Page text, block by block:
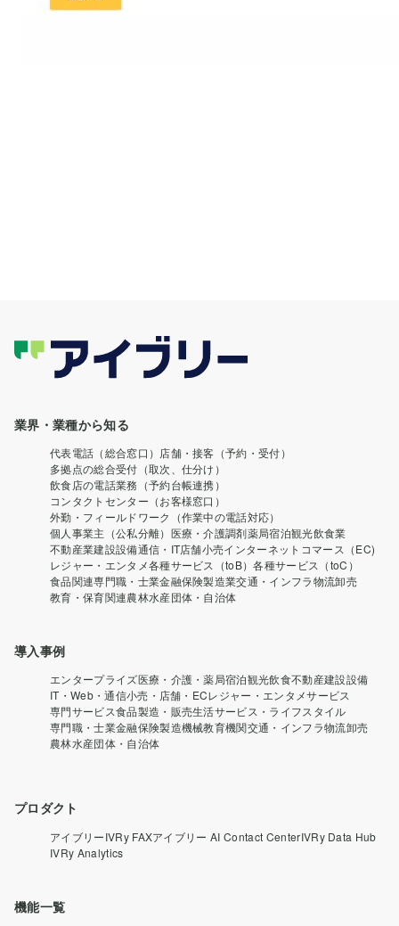
業界・業種から知る
代表電話（総合窓口） 店舗・接客（予約・受付）
多拠点の総合受付（取次、仕分け）
飲食店の電話業務（予約台帳連携）
コンタクトセンター（お客様窓口）
外勤・フィールドワーク（作業中の電話対応）
個人事業主（公私分離） 医療・介護調剤薬局宿泊観光飲食業
不動産業建設設備通信・IT店舗小売インターネットコマース（EC)
レジャー・エンタメ各種サービス（toB）各種サービス（toC）
食品関連専門職・士業金融保険製造業交通・インフラ物流卸売
教育・保育関連農林水産団体・自治体
導入事例
エンタープライズ医療・介護・薬局宿泊観光飲食不動産建設設備
IT・Web・通信小売・店舗・ECレジャー・エンタメサービス
専門サービス食品製造・販売生活サービス・ライフスタイル
専門職・士業金融保険製造機械教育機関交通・インフラ物流卸売
農林水産団体・自治体
プロダクト
アイブリーIVRy FAXアイブリー AI Contact CenterIVRy Data Hub
IVRy Analytics
機能一覧